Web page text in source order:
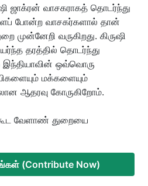
ஜாக்ரன் வாசகராகத் தொடர்ந்து
போன்ற வாசகர்களால் தான்
முன்னேறி வருகிறது. கிருஷி
தரத்தில் தொடர்ந்து
இந்தியாவின் ஒவ்வொரு
மக்களையும்
ஆதரவு கோருகிறோம்.
கூட வேளாண் துறையை
(Contribute Now)